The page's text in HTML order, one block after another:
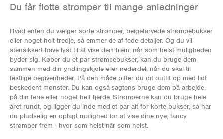
Du får flotte strømper til mange anledninger
Hvad enten du vælger sorte strømper, beigefarvede strømpebukser
eller noget helt tredje, så emmer de af fede detaljer. Og du vil
stensikkert have lyst til at vise dem frem, når som helst muligheden
byder sig. Køber du et par strømpebukser, kan du bruge dem
sammen med din yndlingskjole eller nederdel, når du skal til
festlige begivenheder. På den måde pifter du dit outfit op med lidt
beskedent mønster. Du kan også sagtens bruge dem på arbejde,
på din ferie eller noget helt fjerde. Strømperne kan du bruge hele
året rundt, og ligger du inde med et par alt for korte bukser, så har
du pludselig en oplagt mulighed for at vise dine nye, fancy
strømper frem - hvor som helst når som helst.